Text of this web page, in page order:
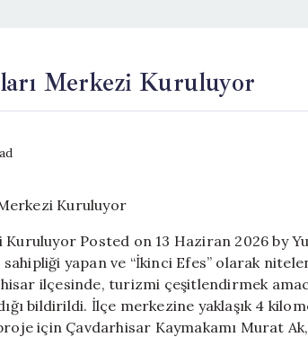
Merkezi Kuruluyor
Kuruluyor Posted on 13 Haziran 2026 by
sahipliği yapan ve “İkinci Efes” olarak
ilçesinde, turizmi çeşitlendirmek
bildirildi. İlçe merkezine yaklaşık 4
için Çavdarhisar Kaymakamı Murat